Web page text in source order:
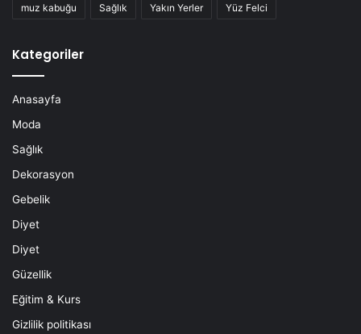
muz kabuğu Sağlık Yakın Yerler Yüz Felci
Kategoriler
Anasayfa
Moda
Sağlık
Dekorasyon
Gebelik
Diyet
Diyet
Güzellik
Eğitim & Kurs
Gizlilik politikası